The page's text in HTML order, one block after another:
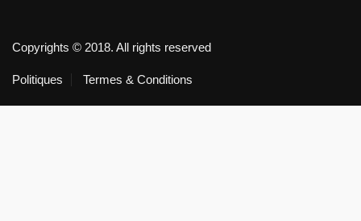
Copyrights © 2018. All rights reserved
Politiques Termes & Conditions